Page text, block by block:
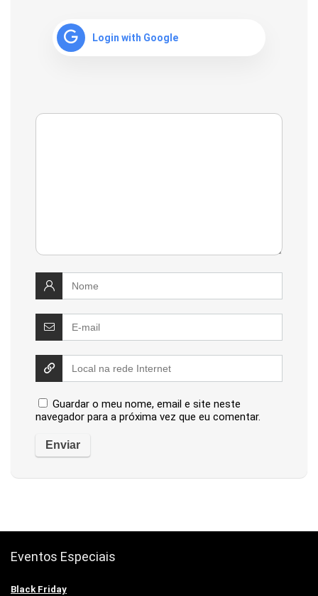
Login with Google
Guardar o meu nome, email e site neste
navegador para a próxima vez que eu comentar.
Eventos Especiais
Black Friday